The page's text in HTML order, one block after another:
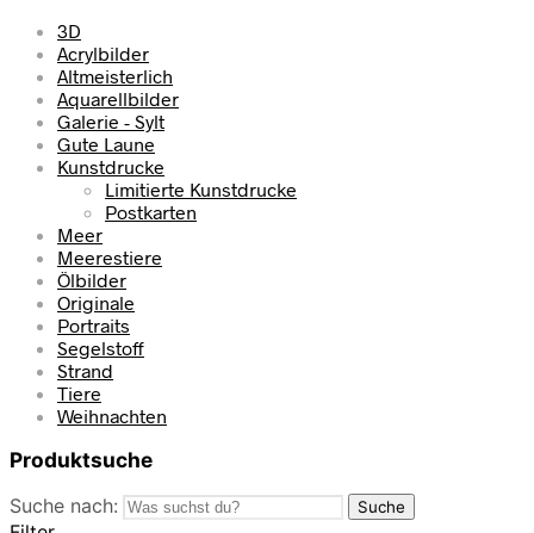
3D
Acrylbilder
Altmeisterlich
Aquarellbilder
Galerie - Sylt
Gute Laune
Kunstdrucke
Limitierte Kunstdrucke
Postkarten
Meer
Meerestiere
Ölbilder
Originale
Portraits
Segelstoff
Strand
Tiere
Weihnachten
Produktsuche
Suche nach: Suche